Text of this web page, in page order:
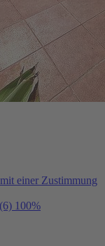
einer Zustimmung
(6) 100%